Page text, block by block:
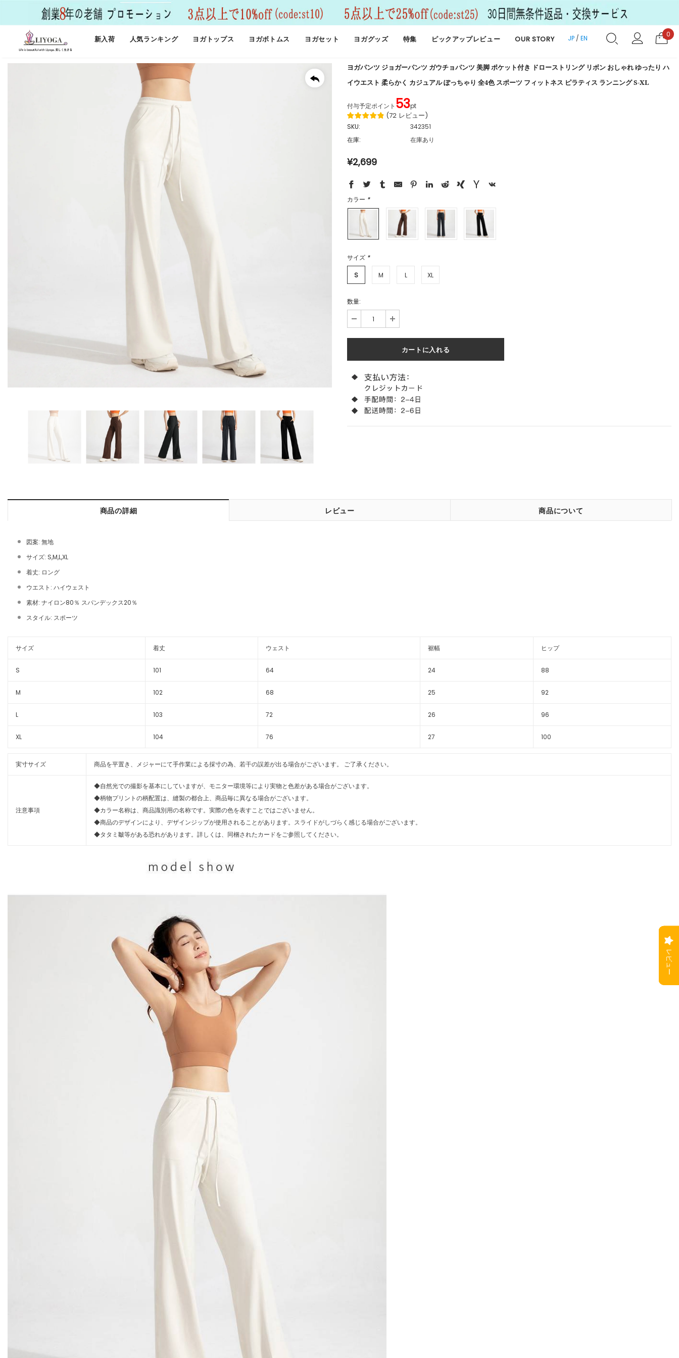
新入荷 人気ランキング ヨガトップス ヨガボトムス ヨガセット ヨガグッズ 特集 ピックアップレビュー OUR STORY JP/ EN 0
ヨガパンツ ジョガーパンツ ガウチョパンツ 美脚 ポケット付き ドローストリング リボン おしゃれ ゆったり ハ
イウエスト 柔らかく カジュアル ぽっちゃり 全4色 スポーツ フィットネス ピラティス ランニング S-XL
付与予定ポイント 53pt
(72 レビュー)
SKU:
342351
在庫:
在庫あり
¥2,699
カラー *
サイズ *
S M L XL
数量:
商品の詳細 レビュー 商品について
図案: 無地
サイズ: S,M,L,XL
着丈: ロング
ウエスト: ハイウェスト
素材: ナイロン80％ スパンデックス20％
スタイル: スポーツ
サイズ 着丈 ウェスト 裾幅 ヒップ
S 101 64 24 88
M 102 68 25 92
L 103 72 26 96
XL 104 76 27 100
実寸サイズ 商品を平置き、メジャーにて手作業による採寸の為、若干の誤差が出る場合がございます。 ご了承ください。
注意事項
◆自然光での撮影を基本にしていますが、モニター環境等により実物と色差がある場合がございます。
◆柄物プリントの柄配置は、縫製の都合上、商品毎に異なる場合がございます。
◆カラー名称は、商品識別用の名称です。実際の色を表すことではございません。
◆商品のデザインにより、デザインジップが使用されることがあります。スライドがしづらく感じる場合がございます。
◆タタミ皺等がある恐れがあります。詳しくは、同梱されたカードをご参照してください。